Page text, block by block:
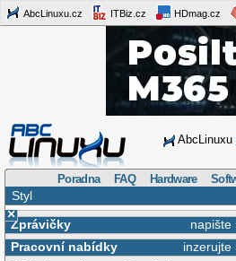
AbcLinuxu.cz ITBiz.cz HDmag.cz
AbcLinuxu
Poradna FAQ Hardware
Styl
×
napište
Zprávičky
inzerujte
Pracovní nabídky